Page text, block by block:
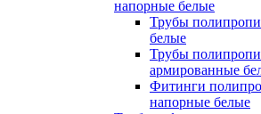
напорные белые
Трубы
белые
Трубы
армированные
Фитинги
напорные белые